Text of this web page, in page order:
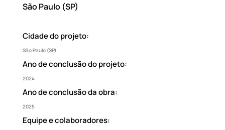
São Paulo (SP)
Cidade do projeto:
São Paulo (SP)
Ano de conclusão do projeto:
2024
Ano de conclusão da obra:
2025
Equipe e colaboradores: